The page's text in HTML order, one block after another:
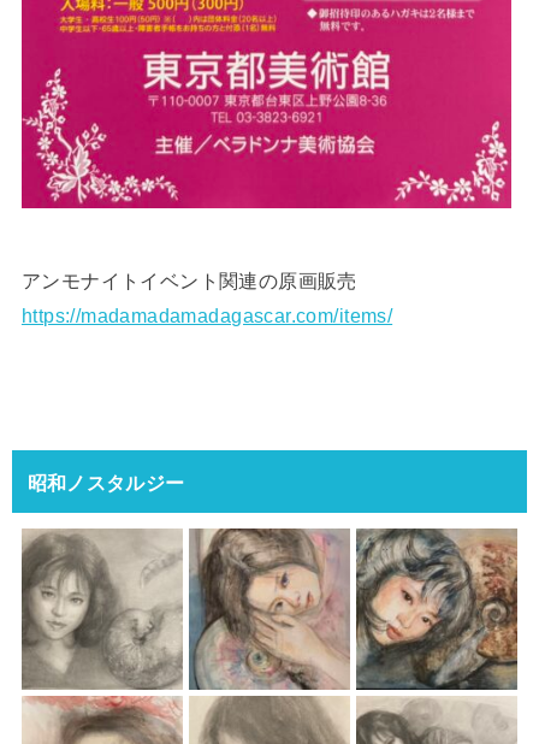
アンモナイトイベント関連の原画販売
https://madamadamadagascar.com/items/
昭和ノスタルジー